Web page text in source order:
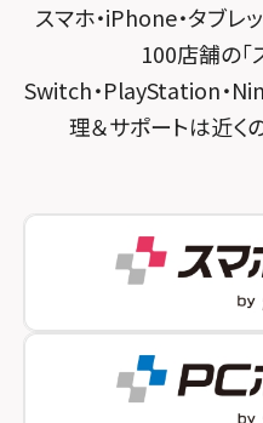
スマホスピタル 神田
スマホスピタル三軒茶
スマホスピタル秋葉原
スマホスピタル 自由が
スマホスピタルオリナ
スマホスピタル テル
スマホスピタル池袋
スマホスピタル 京都
スマホスピタル 福知山
スマホスピタル神戸
スマホスピタル by
スマホスピタル伊丹
スマホスピタル奈良生
スマホスピタル和歌山
スマホ・iPhone・タブ
100店舗の「
Switch・PlayStation・
理＆サポートは近く